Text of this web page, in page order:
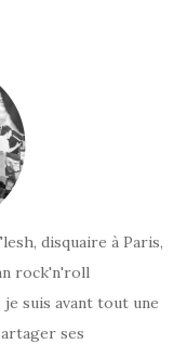
disquaire à Paris,
rock'n'roll
suis avant tout une
ses